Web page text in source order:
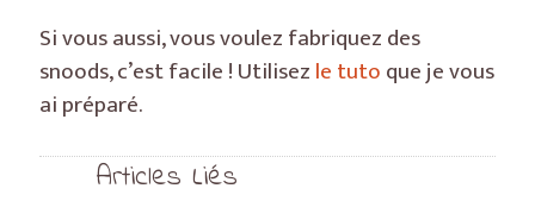
Si vous aussi, vous voulez fabriquez des
snoods, c’est facile ! Utilisezle tutoque je vous
ai préparé.
Articles Liés